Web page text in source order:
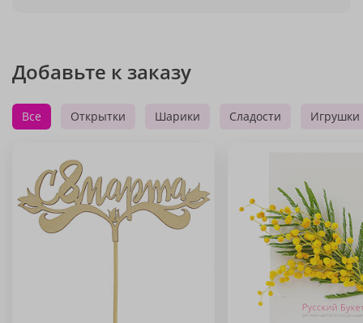
Добавьте к заказу
Все Открытки Шарики Сладости Игрушки